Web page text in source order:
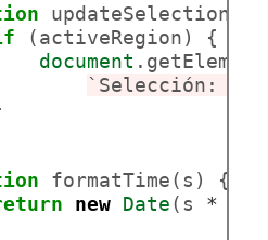
(activeRegion) {
document
`Selección:
formatTime(s) {
new Date(s *